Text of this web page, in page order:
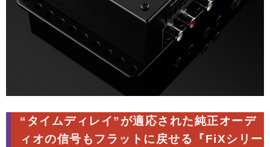
“タイムディレイ”が適応された純正オーデ
ィオの信号もフラットに戻せる『FiXシリー